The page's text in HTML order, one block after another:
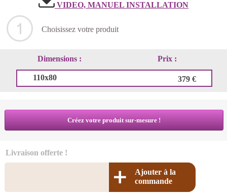
VIDEO, MANUEL INSTALLATION
Choisissez votre produit
Dimensions : Prix :
110x80 379 €
Créez votre produit sur-mesure !
Livraison offerte !
Ajouter à la
commande